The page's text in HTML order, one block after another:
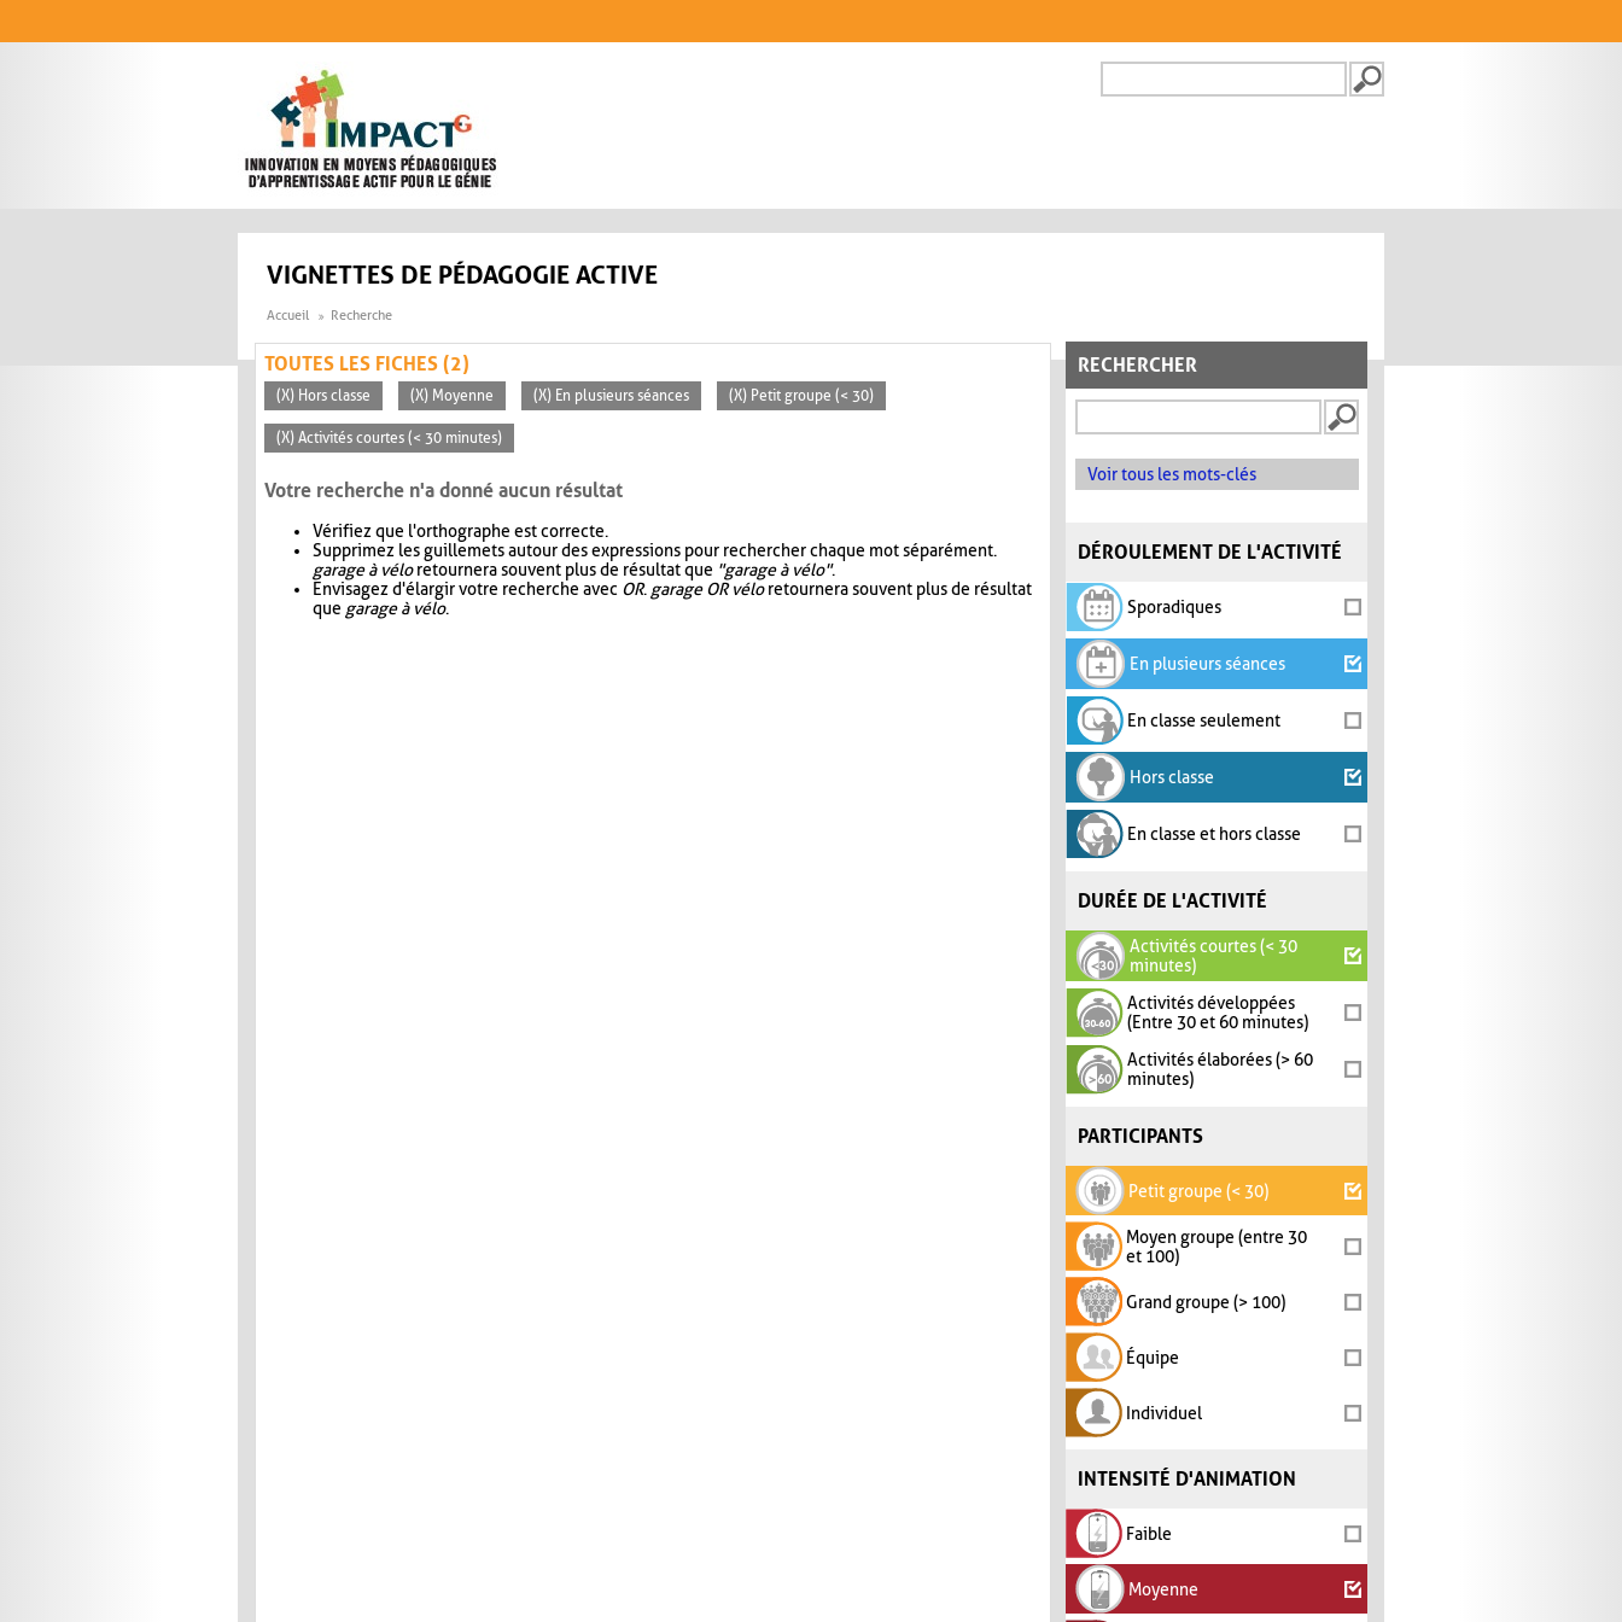
FORMULAIRE DE
VIGNETTES DE PÉDAGOGIE ACTIVE
Accueil Recherche
RECHERCHER
Voir tous les mots-clés
DÉROULEMENT DE L'ACTIVITÉ
Sporadiques
En plusieurs séances
En classe seulement
Hors classe
En classe et hors classe
DURÉE DE L'ACTIVITÉ
Activités courtes (< 30
minutes)
Activités développées
(Entre 30 et 60 minutes)
Activités élaborées (> 60
minutes)
PARTICIPANTS
Petit groupe (< 30)
Moyen groupe (entre 30
et 100)
Grand groupe (> 100)
Équipe
Individuel
INTENSITÉ D'ANIMATION
Faible
Moyenne
TOUTES LES FICHES (2)
(X) Hors classe (X) Moyenne (X) En plusieurs séances (X) Petit groupe (< 30)
(X) Activités courtes (< 30 minutes)
Votre recherche n'a donné aucun résultat
Vérifiez que l'orthographe est correcte.
Supprimez les guillemets autour des expressions pour rechercher chaque mot séparément.
garage à véloretournera souvent plus de résultat que "garage à vélo".
Envisagez d'élargir votre recherche avec OR. garage OR véloretournera souvent plus de résultat
que garage à vélo.